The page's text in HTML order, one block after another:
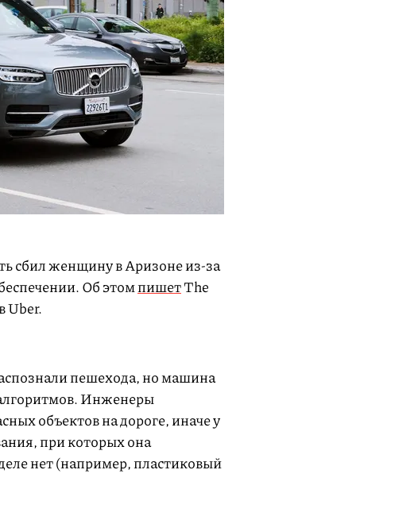
сбил женщину в Аризоне из-за
Об этомпишетThe
Uber.
пешехода, но машина
алгоритмов. Инженеры
объектов на дороге, иначе у
при которых она
нет (например, пластиковый